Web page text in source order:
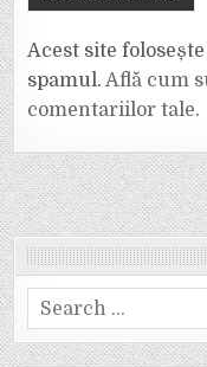
Acest site
spamul.Află cum
comentariilor tale.
Search
for: